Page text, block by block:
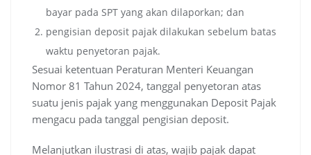
bayar pada SPT yang akan dilaporkan; dan
pengisian deposit pajak dilakukan sebelum batas
waktu penyetoran pajak.
Sesuai ketentuan Peraturan Menteri Keuangan
Nomor 81 Tahun 2024, tanggal penyetoran atas
suatu jenis pajak yang menggunakan Deposit Pajak
mengacu pada tanggal pengisian deposit.
Melanjutkan ilustrasi di atas, wajib pajak dapat